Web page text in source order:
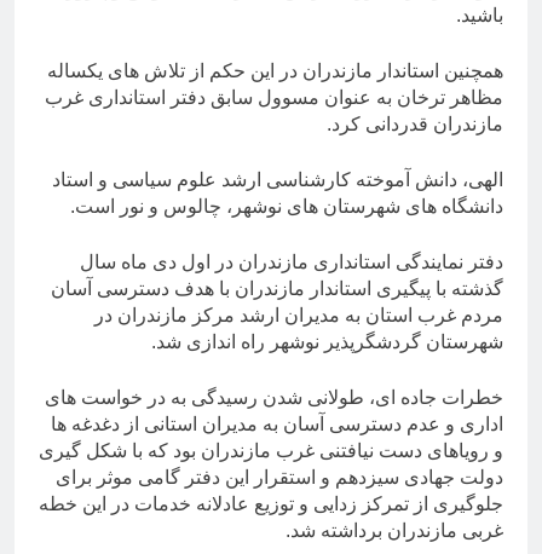
باشید.
همچنین استاندار مازندران در این حکم از تلاش های یکساله
مظاهر ترخان به عنوان مسوول سابق دفتر استانداری غرب
مازندران قدردانی کرد.
الهی، دانش آموخته کارشناسی ارشد علوم سیاسی و استاد
دانشگاه های شهرستان های نوشهر، چالوس و نور است.
دفتر نمایندگی استانداری مازندران در اول دی ماه سال
گذشته با پیگیری استاندار مازندران با هدف دسترسی آسان
مردم غرب استان به مدیران ارشد مرکز مازندران در
شهرستان گردشگرپذیر نوشهر راه اندازی شد.
خطرات جاده ای، طولانی شدن رسیدگی به در خواست های
اداری و عدم دسترسی آسان به مدیران استانی از دغدغه ها
و رویاهای دست نیافتنی غرب مازندران بود که با شکل گیری
دولت جهادی سیزدهم و استقرار این دفتر گامی موثر برای
جلوگیری از تمرکز زدایی و توزیع عادلانه خدمات در این خطه
غربی مازندران برداشته شد.